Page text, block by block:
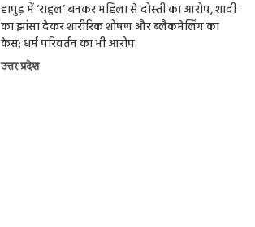
हापुड़ में ‘राहुल’ बनकर महिला से दोस्ती का आरोप, शादी
का झांसा देकर शारीरिक शोषण और ब्लैकमेलिंग का
केस; धर्म परिवर्तन का भी आरोप
उत्तर प्रदेश